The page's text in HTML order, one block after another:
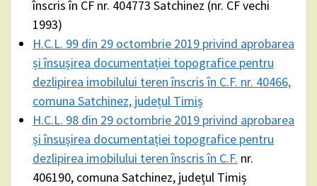
înscris în CF nr. 404773 Satchinez (nr. CF vechi
1993)
H.C.L. 99 din 29 octombrie 2019 privind aprobarea
și însușirea documentației topografice pentru
dezlipirea imobilului teren înscris în C.F. nr. 40466,
comuna Satchinez, județul Timiș
H.C.L. 98 din 29 octombrie 2019 privind aprobarea
și însușirea documentației topografice pentru
dezlipirea imobilului teren înscris în C.F. nr.
406190, comuna Satchinez, județul Timiș